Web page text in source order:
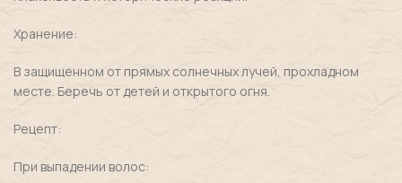
Хранение:
В защищенном от прямых солнечных лучей, прохладном
месте. Беречь от детей и открытого огня.
Рецепт:
При выпадении волос: